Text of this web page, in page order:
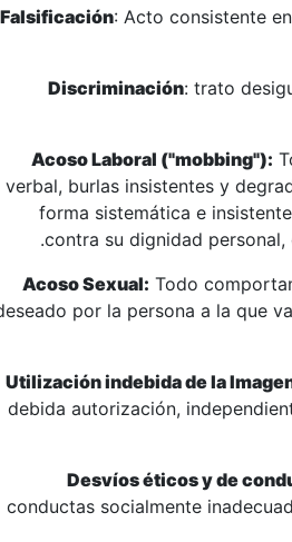
Falsificación: Acto consistente
Discriminación: trato
Acoso Laboral ("mobbing"):
verbal, burlas insistentes y
forma sistemática e
contra su dignidad
Acoso Sexual: Todo
por la persona a la que
Utilización indebida de la
debida autorización,
Desvíos éticos y de
conductas socialmente